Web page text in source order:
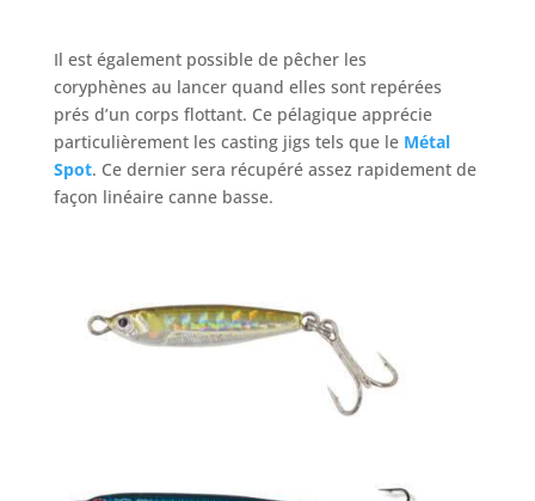
Il est également possible de pêcher les
coryphènes au lancer quand elles sont repérées
prés d’un corps flottant. Ce pélagique apprécie
particulièrement les casting jigs tels que le Métal
Spot. Ce dernier sera récupéré assez rapidement de
façon linéaire canne basse.